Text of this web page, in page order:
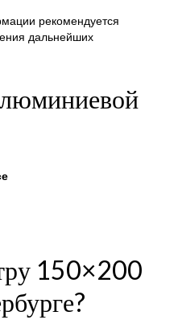
рекомендуется
дальнейших
150×200